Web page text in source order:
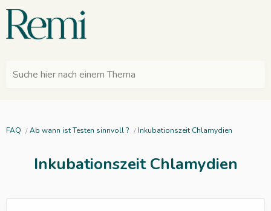
Suche hier nach einem Thema
FAQ Ab wann ist Testen sinnvoll ? Inkubationszeit Chlamydien
Inkubationszeit Chlamydien